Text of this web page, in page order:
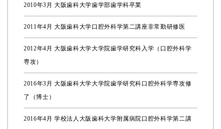
2010年3月 大阪歯科大学歯学部歯学科卒業
2011年4月 大阪歯科大学口腔外科学第二講座非常勤研修医
2012年4月 大阪歯科大学大学院歯学研究科入学（口腔外科学
専攻）
2016年3月 大阪歯科大学大学院歯学研究科口腔外科学専攻修
了（博士）
2016年4月 学校法人大阪歯科大学附属病院口腔外科学第二講